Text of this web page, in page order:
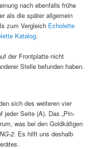
nach ebenfalls frühe
als die später allgemein
zum Vergleich Echolette
Katalog.
der Frontplatte nicht
Stelle befunden haben.
sich des weiteren vier
jeder Seite (A). Das „Pin-
was bei den Goldkäfigen
NG-2. Es hilft uns deshalb